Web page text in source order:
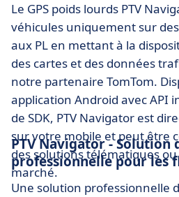
Le GPS poids lourds PTV
véhicules uniquement sur
aux PL en mettant à la
des cartes et des données
notre partenaire TomTom.
application Android avec API
de SDK, PTV Navigator est
sur votre mobile et peut être
des solutions télématiques
marché.
PTV Navigator - Solution
professionnelle pour les
Une solution professionnelle